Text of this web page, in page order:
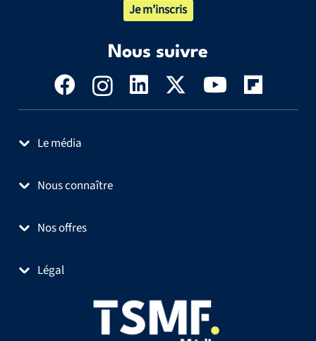
Je m’inscris
Nous suivre
Le média
Nous connaître
Nos offres
Légal